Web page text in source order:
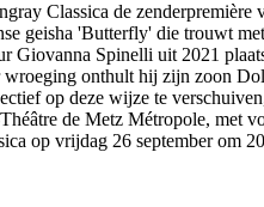
Classica de
geisha 'Butterfly' die trouwt
Giovanna Spinelli uit 2021
onthult hij zijn zoon
op deze wijze te
de Metz Métropole,
op vrijdag 26 september om